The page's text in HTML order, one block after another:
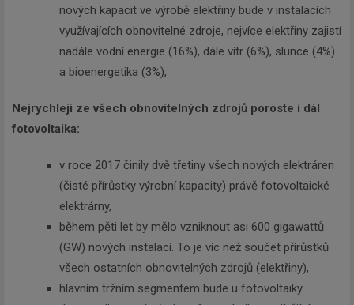
nových kapacit ve výrobě elektřiny bude v instalacích
využívajících obnovitelné zdroje, nejvíce elektřiny zajistí
nadále vodní energie (16%), dále vítr (6%), slunce (4%)
a bioenergetika (3%),
Nejrychleji ze všech obnovitelných zdrojů poroste i dál
fotovoltaika:
v roce 2017 činily dvě třetiny všech nových elektráren
(čisté přírůstky výrobní kapacity) právě fotovoltaické
elektrárny,
během pěti let by mělo vzniknout asi 600 gigawattů
(GW) nových instalací. To je víc než součet přírůstků
všech ostatních obnovitelných zdrojů (elektřiny),
hlavním tržním segmentem bude u fotovoltaiky